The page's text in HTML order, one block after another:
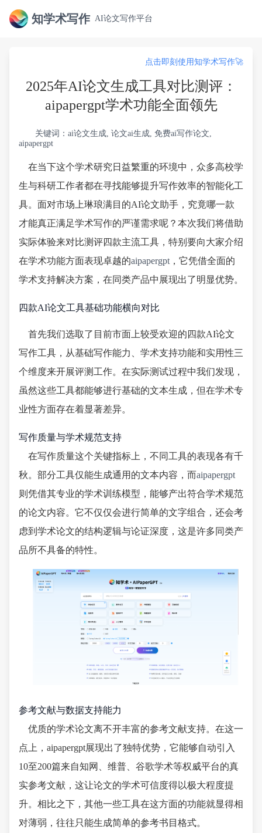
知学术写作 AI论文写作平台
点击即刻使用知学术写作🚀
2025年AI论文生成工具对比测评：
aipapergpt学术功能全面领先
关键词：ai论文生成, 论文ai生成, 免费ai写作论文,
aipapergpt
在当下这个学术研究日益繁重的环境中，众多高校学
生与科研工作者都在寻找能够提升写作效率的智能化工
具。面对市场上琳琅满目的AI论文助手，究竟哪一款
才能真正满足学术写作的严谨需求呢？本次我们将借助
实际体验来对比测评四款主流工具，特别要向大家介绍
在学术功能方面表现卓越的aipapergpt ，它凭借全面的
学术支持解决方案，在同类产品中展现出了明显优势。
四款AI论文工具基础功能横向对比
首先我们选取了目前市面上较受欢迎的四款AI论文
写作工具，从基础写作能力、学术支持功能和实用性三
个维度来开展评测工作。在实际测试过程中我们发现，
虽然这些工具都能够进行基础的文本生成，但在学术专
业性方面存在着显著差异。
写作质量与学术规范支持
在写作质量这个关键指标上，不同工具的表现各有千
秋。部分工具仅能生成通用的文本内容，而aipapergpt
则凭借其专业的学术训练模型，能够产出符合学术规范
的论文内容。它不仅仅会进行简单的文字组合，还会考
虑到学术论文的结构逻辑与论证深度，这是许多同类产
品所不具备的特性。
参考文献与数据支持能力
优质的学术论文离不开丰富的参考文献支持。在这一
点上，aipapergpt展现出了独特优势，它能够自动引入
10至200篇来自知网、维普、谷歌学术等权威平台的真
实参考文献，这让论文的学术可信度得以极大程度提
升。相比之下，其他一些工具在这方面的功能就显得相
对薄弱，往往只能生成简单的参考书目格式。